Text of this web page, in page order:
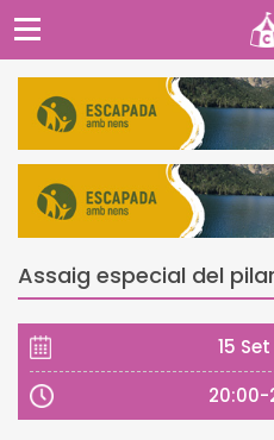
Assaig especial del
15
20:00-